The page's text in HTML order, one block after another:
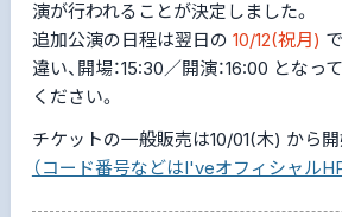
演が行われることが決定しました。
追加公演の日程は翌日の 10/12(祝月)
違い、開場：15:30／開演：16:00 とな
ください。
チケットの一般販売は10/01(木) から開
（コード番号などはI'veオフィシャル